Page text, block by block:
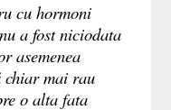
cu hormoni
a fost niciodata
asemenea
mai rau
o alta fata